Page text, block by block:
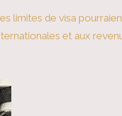
limites de visa
et aux